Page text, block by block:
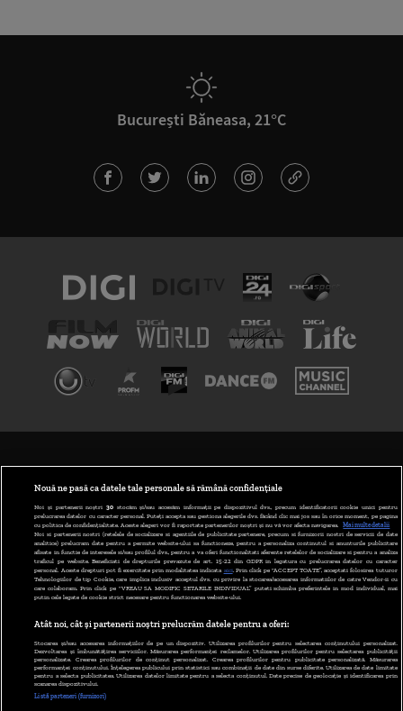
București Băneasa, 21°C
ABONARE DIGI TV
GESTIONAȚI PREFERINȚELE
CODUL DIGI24
CAMERE WEB
CONTACT/INFO
Nouă ne pasă ca datele tale personale să rămână confidențiale
Noi și partenerii noștri 30stocăm și/sau accesăm informații pe dispozitivul dvs., precum identificatorii cookie unici pentru
prelucrarea datelor cu caracter personal. Puteți accepta sau gestiona alegerile dvs. făcând clic mai jos sau în orice moment, pe pagina
cu politica de confidențialitate. Aceste alegeri vor fi raportate partenerilor noștri și nu vă vor afecta navigarea.
Mai multe detalii
Noi si partenerii nostri (retelele de socializare si agentiile de publicitate partenere, precum si furnizorii nostri de servicii de date
analitice) prelucram date pentru a permite website-ului sa functioneze, pentru a personaliza continutul si anunturile publicitare
afisate in functie de interesele si/sau profilul dvs., pentru a va oferi functionalitati aferente retelelor de socializare si pentru a analiza
traficul pe website. Beneficiati de drepturile prevazute de art. 15-22 din GDPR in legatura cu prelucrarea datelor cu caracter
personal. Aceste drepturi pot fi exercitate prin modalitatea indicata aici. Prin click pe “ACCEPT TOATE”, acceptati folosirea tuturor
Tehnologiilor de tip Cookie, care implica inclusiv acceptul dvs. cu privire la stocarea/accesarea informatiilor de catre Vendor-ii cu
care colaboram. Prin click pe “VREAU SA MODIFIC SETARILE INDIVIDUAL” puteti schimba preferintele in mod individual, mai
putin cele legate de cookie strict necesare pentru functionarea website-ului.
Atât noi, cât și partenerii noștri prelucrăm datele pentru a oferi:
Stocarea și/sau accesarea informațiilor de pe un dispozitiv. Utilizarea profilurilor pentru selectarea conținutului personalizat.
Dezvoltarea și îmbunătățirea serviciilor. Măsurarea performanței reclamelor. Utilizarea profilurilor pentru selectarea publicității
personalizate. Crearea profilurilor de conținut personalizat. Crearea profilurilor pentru publicitate personalizată. Măsurarea
performanței conținutului. Înțelegerea publicului prin statistici sau combinații de date din surse diferite. Utilizarea de date limitate
pentru a selecta publicitatea. Utilizarea datelor limitate pentru a selecta conținutul. Date precise de geolocație și identificarea prin
scanarea dispozitivului.
Listă parteneri (furnizori)